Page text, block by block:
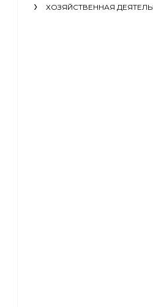
ХОЗЯЙСТВЕННАЯ